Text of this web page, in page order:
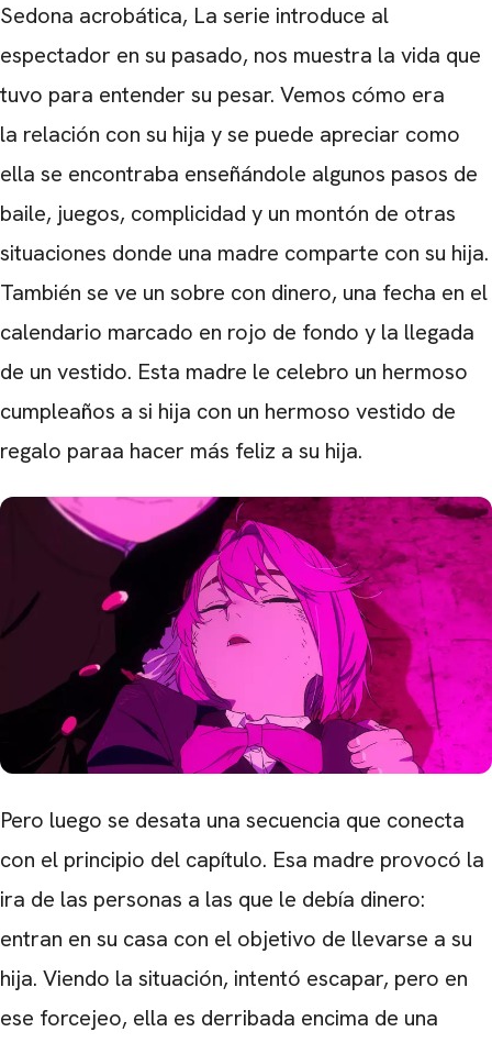
Sedona acrobática, La serie introduce al
espectador en su pasado, nos muestra la vida que
tuvo para entender su pesar. Vemos cómo era
la relación con su hija y se puede apreciar como
ella se encontraba enseñándole algunos pasos de
baile, juegos, complicidad y un montón de otras
situaciones donde una madre comparte con su hija.
También se ve un sobre con dinero, una fecha en el
calendario marcado en rojo de fondo y la llegada
de un vestido. Esta madre le celebro un hermoso
cumpleaños a si hija con un hermoso vestido de
regalo paraa hacer más feliz a su hija.
Pero luego se desata una secuencia que conecta
con el principio del capítulo. Esa madre provocó la
ira de las personas a las que le debía dinero:
entran en su casa con el objetivo de llevarse a su
hija. Viendo la situación, intentó escapar, pero en
ese forcejeo, ella es derribada encima de una